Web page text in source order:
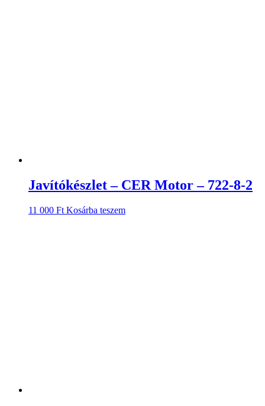
Javítókészlet – CER Motor – 722-8-2
11 000 Ft Kosárba teszem